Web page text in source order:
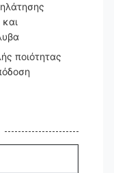
ποιότητας